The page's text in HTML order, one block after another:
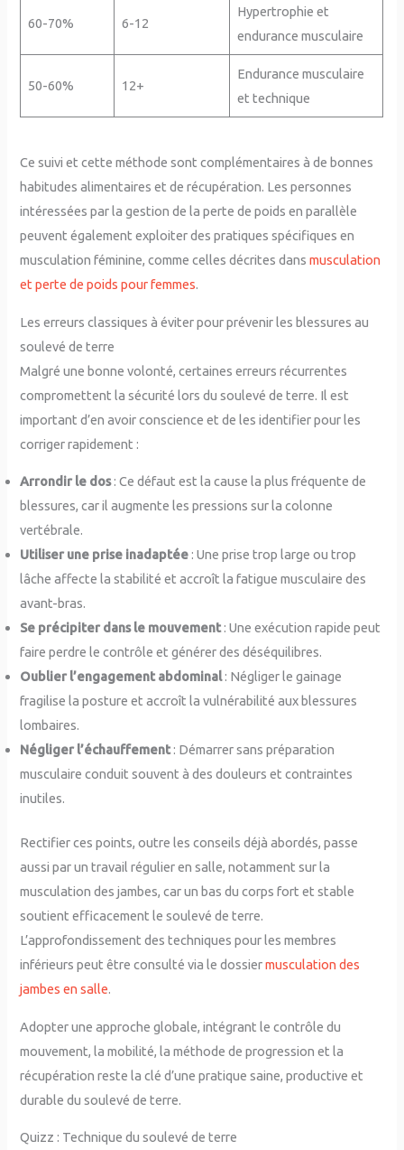
60-70% 6-12
Hypertrophie et
endurance musculaire
50-60% 12+
Endurance musculaire
et technique
Ce suivi et cette méthode sont complémentaires à de bonnes
habitudes alimentaires et de récupération. Les personnes
intéressées par la gestion de la perte de poids en parallèle
peuvent également exploiter des pratiques spécifiques en
musculation féminine, comme celles décrites dansmusculation
et perte de poids pour femmes.
Les erreurs classiques à éviter pour prévenir les blessures au
soulevé de terre
Malgré une bonne volonté, certaines erreurs récurrentes
compromettent la sécurité lors du soulevé de terre. Il est
important d’en avoir conscience et de les identifier pour les
corriger rapidement :
Arrondir le dos: Ce défaut est la cause la plus fréquente de
blessures, car il augmente les pressions sur la colonne
vertébrale.
Utiliser une prise inadaptée : Une prise trop large ou trop
lâche affecte la stabilité et accroît la fatigue musculaire des
avant-bras.
Se précipiter dans le mouvement: Une exécution rapide peut
faire perdre le contrôle et générer des déséquilibres.
Oublier l’engagement abdominal: Négliger le gainage
fragilise la posture et accroît la vulnérabilité aux blessures
lombaires.
Négliger l’échauffement: Démarrer sans préparation
musculaire conduit souvent à des douleurs et contraintes
inutiles.
Rectifier ces points, outre les conseils déjà abordés, passe
aussi par un travail régulier en salle, notamment sur la
musculation des jambes, car un bas du corps fort et stable
soutient efficacement le soulevé de terre.
L’approfondissement des techniques pour les membres
inférieurs peut être consulté via le dossiermusculation des
jambes en salle.
Adopter une approche globale, intégrant le contrôle du
mouvement, la mobilité, la méthode de progression et la
récupération reste la clé d’une pratique saine, productive et
durable du soulevé de terre.
Quizz : Technique du soulevé de terre